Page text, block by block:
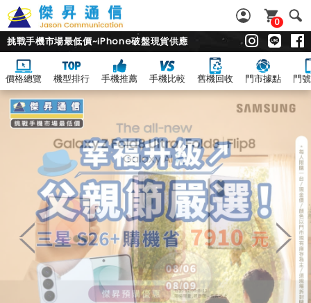
0
挑戰手機市場最低價~iPhone破盤現貨供應
價格總覽 機型排行 手機推薦 手機比較 舊機回收 門市據點 門